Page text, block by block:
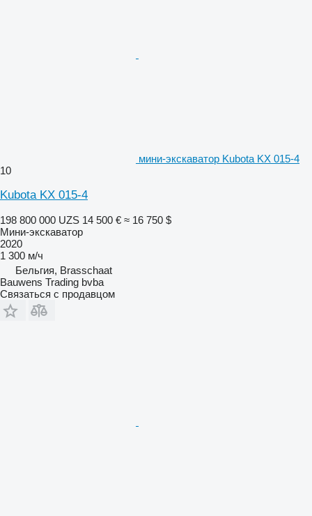
мини-экскаватор Kubota KX 015-4
10
Kubota KX 015-4
198 800 000 UZS 14 500 € ≈ 16 750 $
Мини-экскаватор
2020
1 300 м/ч
Бельгия, Brasschaat
Bauwens Trading bvba
Связаться с продавцом